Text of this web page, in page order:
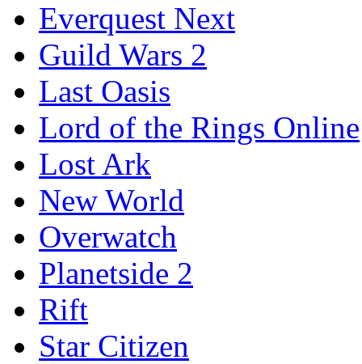
Everquest Next
Guild Wars 2
Last Oasis
Lord of the Rings Online
Lost Ark
New World
Overwatch
Planetside 2
Rift
Star Citizen